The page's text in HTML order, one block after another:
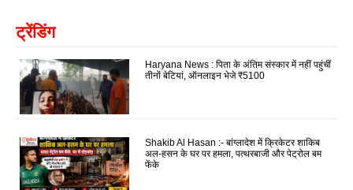
ट्रेंडिंग
Haryana News : पिता के अंतिम संस्कार में नहीं पहुंचीं
तीनों बेटियां, ऑनलाइन भेजे ₹5100
Shakib Al Hasan :- बांग्लादेश में क्रिकेटर शाकिब
अल-हसन के घर पर हमला, पत्थरबाजी और पेट्रोल बम
फेंके